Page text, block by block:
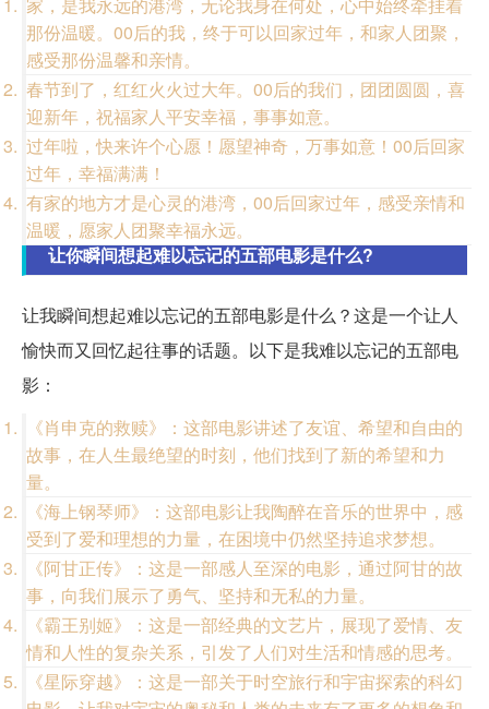
那份温暖。00后的我，终于可以回家过年，和家人团聚，
感受那份温馨和亲情。
春节到了，红红火火过大年。00后的我们，团团圆圆，喜
迎新年，祝福家人平安幸福，事事如意。
过年啦，快来许个心愿！愿望神奇，万事如意！00后回家
过年，幸福满满！
有家的地方才是心灵的港湾，00后回家过年，感受亲情和
温暖，愿家人团聚幸福永远。
让你瞬间想起难以忘记的五部电影是什么?
让我瞬间想起难以忘记的五部电影是什么？这是一个让人
愉快而又回忆起往事的话题。以下是我难以忘记的五部电
影：
《肖申克的救赎》：这部电影讲述了友谊、希望和自由的
故事，在人生最绝望的时刻，他们找到了新的希望和力
量。
《海上钢琴师》：这部电影让我陶醉在音乐的世界中，感
受到了爱和理想的力量，在困境中仍然坚持追求梦想。
《阿甘正传》：这是一部感人至深的电影，通过阿甘的故
事，向我们展示了勇气、坚持和无私的力量。
《霸王别姬》：这是一部经典的文艺片，展现了爱情、友
情和人性的复杂关系，引发了人们对生活和情感的思考。
《星际穿越》：这是一部关于时空旅行和宇宙探索的科幻